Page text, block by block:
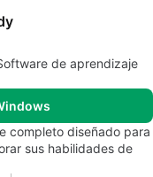
de aprendizaje
completo diseñado para
sus habilidades de